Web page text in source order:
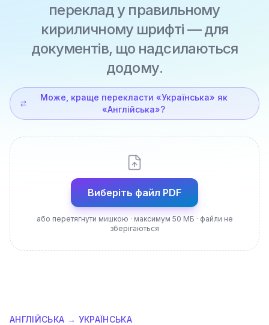
переклад у правильному
кириличному шрифті — для
документів, що надсилаються
додому.
Може, краще перекласти «Українська» як
«Англійська»?
Виберіть файл PDF
або перетягнути мишкою · максимум 50 МБ · файли не
зберігаються
АНГЛІЙСЬКА → УКРАЇНСЬКА